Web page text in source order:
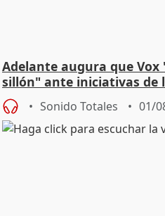
Adelante augura que Vox
sillón" ante iniciativas de
Sonido Totales 01/